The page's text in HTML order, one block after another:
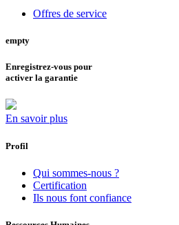
Offres de service
empty
Enregistrez-vous pour
activer la garantie
En savoir plus
Profil
Qui sommes-nous ?
Certification
Ils nous font confiance